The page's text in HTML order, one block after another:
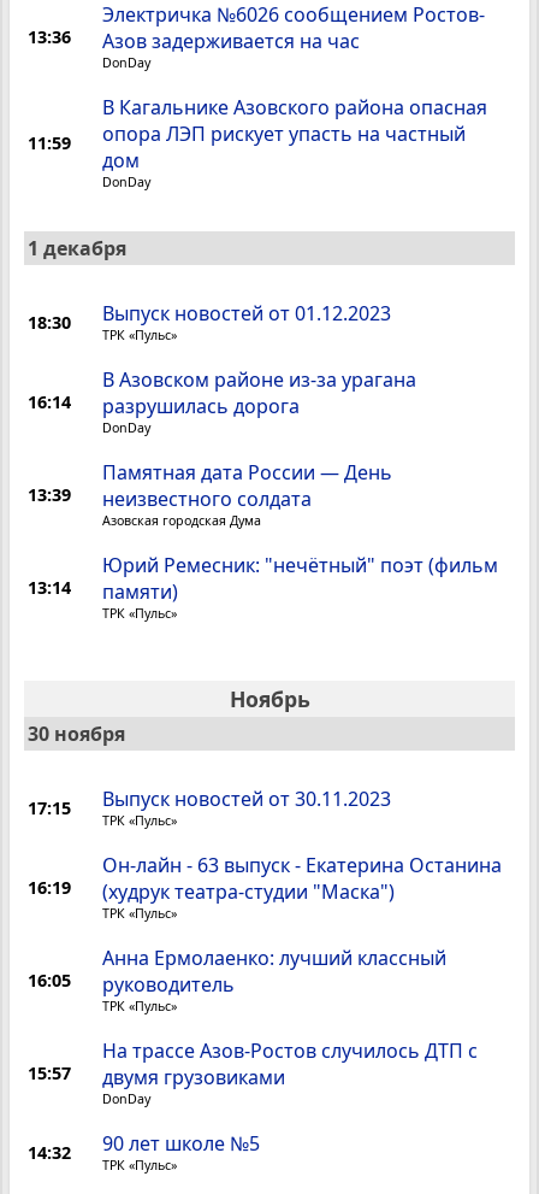
13:36
Электричка №6026 сообщением Ростов-
Азов задерживается на час
DonDay
11:59
В Кагальнике Азовского района опасная
опора ЛЭП рискует упасть на частный
дом
DonDay
1 декабря
18:30 Выпуск новостей от 01.12.2023
ТРК «Пульс»
16:14
В Азовском районе из-за урагана
разрушилась дорога
DonDay
13:39
Памятная дата России — День
неизвестного солдата
Азовская городская Дума
13:14
Юрий Ремесник: "нечётный" поэт (фильм
памяти)
ТРК «Пульс»
Ноябрь
30 ноября
17:15 Выпуск новостей от 30.11.2023
ТРК «Пульс»
16:19
Он-лайн - 63 выпуск - Екатерина Останина
(худрук театра-студии "Маска")
ТРК «Пульс»
16:05
Анна Ермолаенко: лучший классный
руководитель
ТРК «Пульс»
15:57
На трассе Азов-Ростов случилось ДТП с
двумя грузовиками
DonDay
14:32 90 лет школе №5
ТРК «Пульс»